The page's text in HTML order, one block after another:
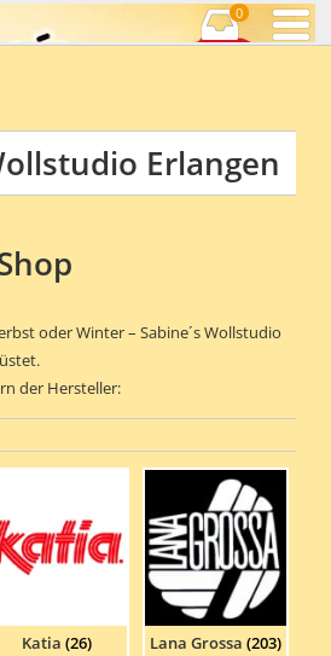
0
Erlangen
oder Winter – Sabine´s Wollstudio
der Hersteller:
Katia(26) Lana Grossa(203)